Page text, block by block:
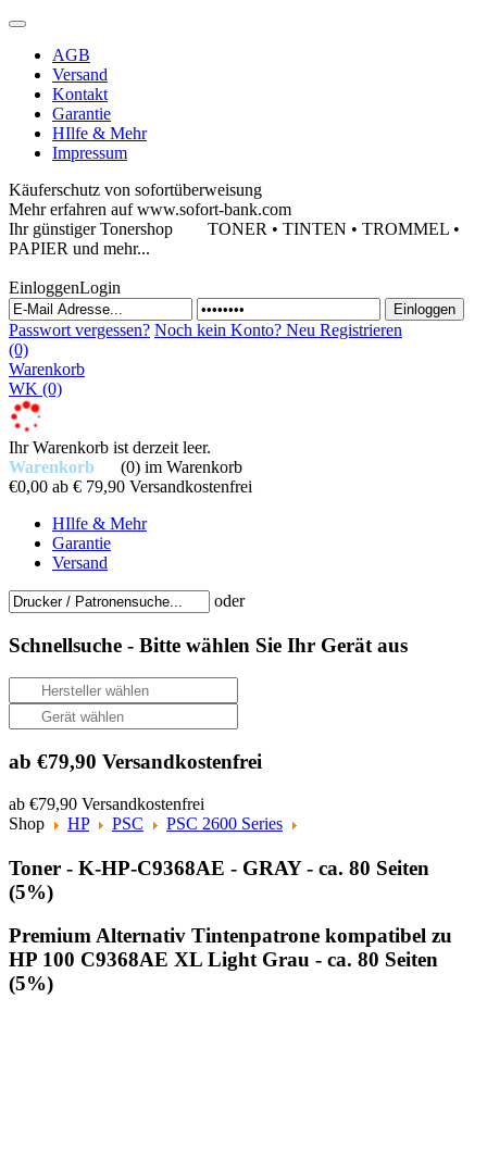
AGB
Versand
Kontakt
Garantie
HIlfe & Mehr
Impressum
Käuferschutz von sofortüberweisung
Mehr erfahren auf www.sofort-bank.com
Ihr günstiger Tonershop TONER • TINTEN • TROMMEL •
PAPIER und mehr...
EinloggenLogin
Passwort vergessen? Noch kein Konto? Neu Registrieren
(0)
Warenkorb
WK (0)
Ihr Warenkorb ist derzeit leer.
Warenkorb
(0) im Warenkorb
€0,00 ab € 79,90 Versandkostenfrei
HIlfe & Mehr
Garantie
Versand
oder
Schnellsuche - Bitte wählen Sie Ihr Gerät aus
ab €79,90 Versandkostenfrei
ab €79,90 Versandkostenfrei
Shop
HP PSC PSC 2600 Series
Toner - K-HP-C9368AE - GRAY - ca. 80 Seiten
(5%)
Premium Alternativ Tintenpatrone kompatibel zu
HP 100 C9368AE XL Light Grau - ca. 80 Seiten
(5%)